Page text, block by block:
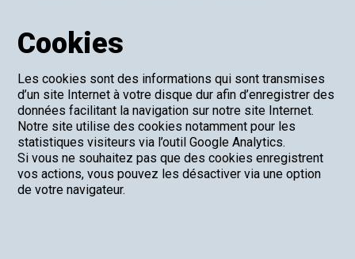
Cookies
Les cookies sont des informations qui sont transmises
d’un site Internet à votre disque dur afin d’enregistrer des
données facilitant la navigation sur notre site Internet.
Notre site utilise des cookies notamment pour les
statistiques visiteurs via l’outil Google Analytics.
Si vous ne souhaitez pas que des cookies enregistrent
vos actions, vous pouvez les désactiver via une option
de votre navigateur.